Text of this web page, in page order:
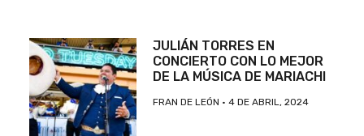
JULIÁN TORRES EN
CONCIERTO CON LO MEJOR
DE LA MÚSICA DE MARIACHI
FRAN DE LEÓN 4 DE ABRIL, 2024